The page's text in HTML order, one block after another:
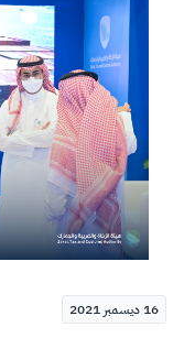
الإقرار الضريبي
16 ديسمبر 2021